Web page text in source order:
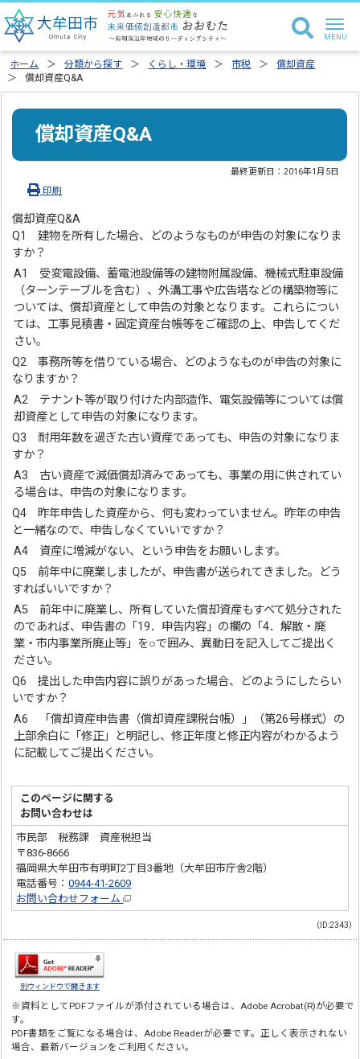
ホーム 分類から探す くらし・環境 市税
償却資産
償却資産Q&A
償却資産Q&A
最終更新日：2016年1月5日
印刷
償却資産Q&A
Q1 建物を所有した場合、どのようなものが申告の対象になりま
すか？
A1 受変電設備、蓄電池設備等の建物附属設備、機械式駐車設備
（ターンテーブルを含む）、外溝工事や広告塔などの構築物等に
ついては、償却資産として申告の対象となります。これらについ
ては、工事見積書・固定資産台帳等をご確認の上、申告してくだ
さい。
Q2 事務所等を借りている場合、どのようなものが申告の対象に
なりますか？
A2 テナント等が取り付けた内部造作、電気設備等については償
却資産として申告の対象になります。
Q3 耐用年数を過ぎた古い資産であっても、申告の対象になりま
すか？
A3 古い資産で減価償却済みであっても、事業の用に供されてい
る場合は、申告の対象になります。
Q4 昨年申告した資産から、何も変わっていません。昨年の申告
と一緒なので、申告しなくていいですか？
A4 資産に増減がない、という申告をお願いします。
Q5 前年中に廃業しましたが、申告書が送られてきました。どう
すればいいですか？
A5 前年中に廃業し、所有していた償却資産もすべて処分された
のであれば、申告書の「19．申告内容」の欄の「4．解散・廃
業・市内事業所廃止等」を○で囲み、異動日を記入してご提出く
ださい。
Q6 提出した申告内容に誤りがあった場合、どのようにしたらい
いですか？
A6 「償却資産申告書（償却資産課税台帳）」（第26号様式）の
上部余白に「修正」と明記し、修正年度と修正内容がわかるよう
に記載してご提出ください。
このページに関する
お問い合わせは
市民部 税務課 資産税担当
〒836-8666
福岡県大牟田市有明町2丁目3番地（大牟田市庁舎2階）
電話番号：0944-41-2609
お問い合わせフォーム
（ID:2343）
別ウィンドウで開きます
※資料としてPDFファイルが添付されている場合は、Adobe Acrobat(R)が必要で
す。
PDF書類をご覧になる場合は、Adobe Readerが必要です。正しく表示されない
場合、最新バージョンをご利用ください。